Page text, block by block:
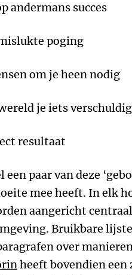
andermans succes
poging
om je heen nodig
je iets
resultaat
paar van deze
mee heeft. In elk
aangericht
Bruikbare
over
heeft bovendien een